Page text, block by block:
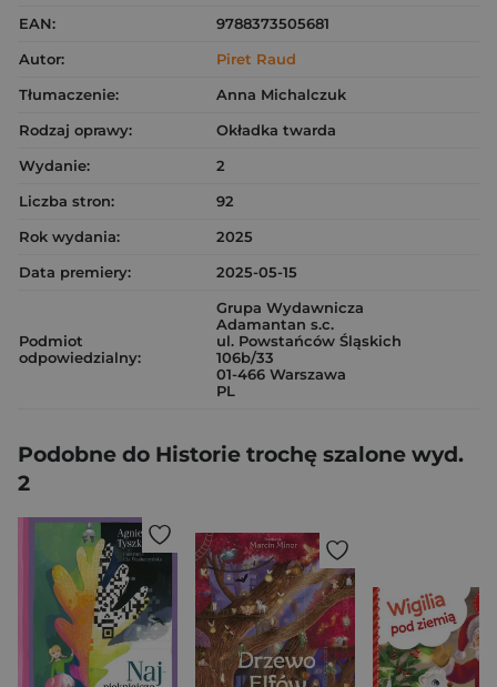
EAN:
9788373505681
Autor:
Piret Raud
Tłumaczenie:
Anna Michalczuk
Rodzaj oprawy:
Okładka twarda
Wydanie:
2
Liczba stron:
92
Rok wydania:
2025
Data premiery:
2025-05-15
Podmiot
odpowiedzialny:
Grupa Wydawnicza
Adamantan s.c.
ul. Powstańców Śląskich
106b/33
01-466 Warszawa
PL
Podobne do Historie trochę szalone wyd.
2